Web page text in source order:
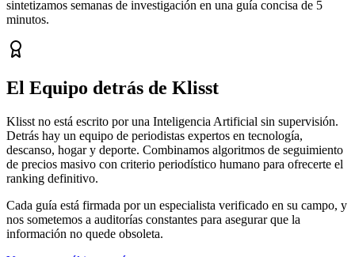
sintetizamos semanas de investigación en una guía concisa de 5
minutos.
El Equipo detrás de Klisst
Klisst no está escrito por una Inteligencia Artificial sin supervisión.
Detrás hay un equipo de periodistas expertos en tecnología,
descanso, hogar y deporte. Combinamos algoritmos de seguimiento
de precios masivo con criterio periodístico humano para ofrecerte el
ranking definitivo.
Cada guía está firmada por un especialista verificado en su campo, y
nos sometemos a auditorías constantes para asegurar que la
información no quede obsoleta.